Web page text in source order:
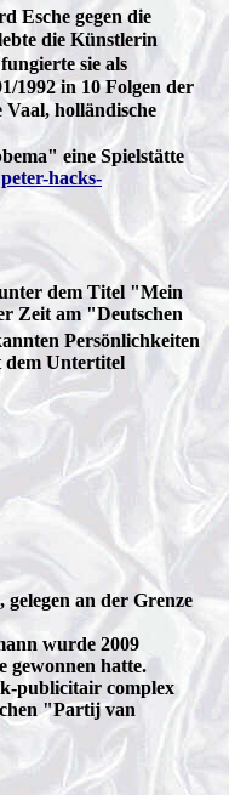
Esche gegen die
die Künstlerin
sie als
1992 in 10 Folgen der
Vaal, holländische
eine Spielstätte
peter-hacks-
dem Titel "Mein
Zeit am "Deutschen
Persönlichkeiten
dem Untertitel
an der Grenze
wurde 2009
gewonnen hatte.
publicitair complex
"Partij van